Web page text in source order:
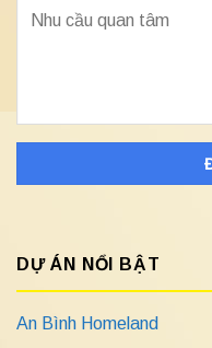
DỰ ÁN NỔI BẬT
An Bình Homeland